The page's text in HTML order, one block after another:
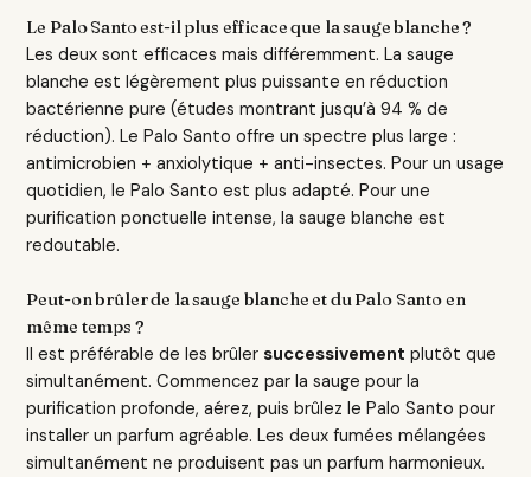
Le Palo Santo est-il plus efficace que la sauge blanche ?
Les deux sont efficaces mais différemment. La sauge
blanche est légèrement plus puissante en réduction
bactérienne pure (études montrant jusqu’à 94 % de
réduction). Le Palo Santo offre un spectre plus large :
antimicrobien + anxiolytique + anti-insectes. Pour un usage
quotidien, le Palo Santo est plus adapté. Pour une
purification ponctuelle intense, la sauge blanche est
redoutable.
Peut-on brûler de la sauge blanche et du Palo Santo en
même temps ?
Il est préférable de les brûler successivement plutôt que
simultanément. Commencez par la sauge pour la
purification profonde, aérez, puis brûlez le Palo Santo pour
installer un parfum agréable. Les deux fumées mélangées
simultanément ne produisent pas un parfum harmonieux.